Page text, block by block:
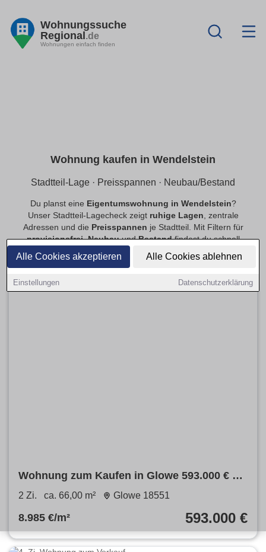
Alle Cookies akzeptieren Alle Cookies ablehnen
Einstellungen Datenschutzerklärung
Wohnungssuche
Regional.de
Wohnungen einfach finden
Wohnung kaufen in Wendelstein
Stadtteil-Lage · Preisspannen · Neubau/Bestand
Du planst eine Eigentumswohnung in Wendelstein?
Unser Stadtteil-Lagecheck zeigt ruhige Lagen , zentrale
Adressen und die Preisspannen je Stadtteil. Mit Filtern für
provisionsfrei,NeubauundBestandfindest du schnell
passende Angebote.
Wohnung zum Kaufen in Glowe 593.000 € 66
m²
2 Zi. ca. 66,00 m² Glowe 18551
8.985 €/m² 593.000 €